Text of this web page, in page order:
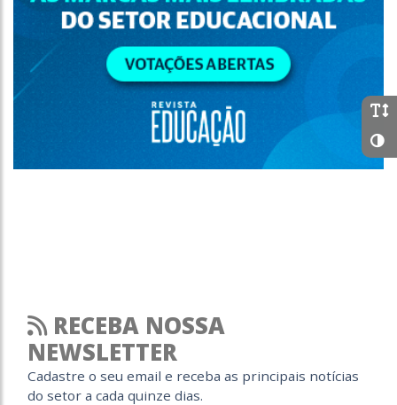
RECEBA NOSSA
NEWSLETTER
Cadastre o seu email e receba as principais notícias
do setor a cada quinze dias.